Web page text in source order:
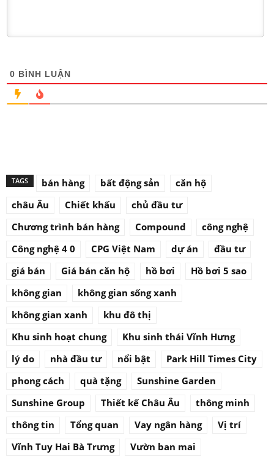
0 BÌNH LUẬN
TAGS bán hàng bất động sản
căn hộ
châu Âu
Chiết khấu
chủ đầu tư
Chương trình bán hàng
Compound
công nghệ
Công nghệ 4 0
CPG Việt Nam dự án
đầu tư
giá bán
Giá bán căn hộ hồ bơi
Hồ bơi 5 sao
không gian
không gian sống xanh
không gian xanh
khu đô thị
Khu sinh hoạt chung
Khu sinh thái Vĩnh Hưng
lý do
nhà đầu tư nổi bật
Park Hill Times City
phong cách
quà tặng
Sunshine Garden
Sunshine Group
Thiết kế Châu Âu
thông minh
thông tin
Tổng quan Vay ngân hàng
Vị trí
Vĩnh Tuy Hai Bà Trưng
Vườn ban mai